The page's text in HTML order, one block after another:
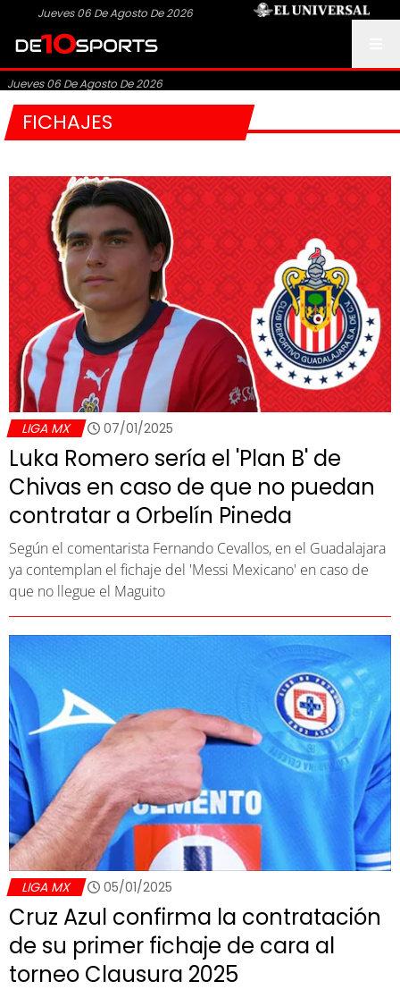
Jueves 06 De Agosto De 2026
Jueves 06 De Agosto De 2026
FICHAJES
LIGA MX 07/01/2025
Luka Romero sería el 'Plan B' de
Chivas en caso de que no puedan
contratar a Orbelín Pineda
Según el comentarista Fernando Cevallos, en el Guadalajara
ya contemplan el fichaje del 'Messi Mexicano' en caso de
que no llegue el Maguito
LIGA MX 05/01/2025
Cruz Azul confirma la contratación
de su primer fichaje de cara al
torneo Clausura 2025